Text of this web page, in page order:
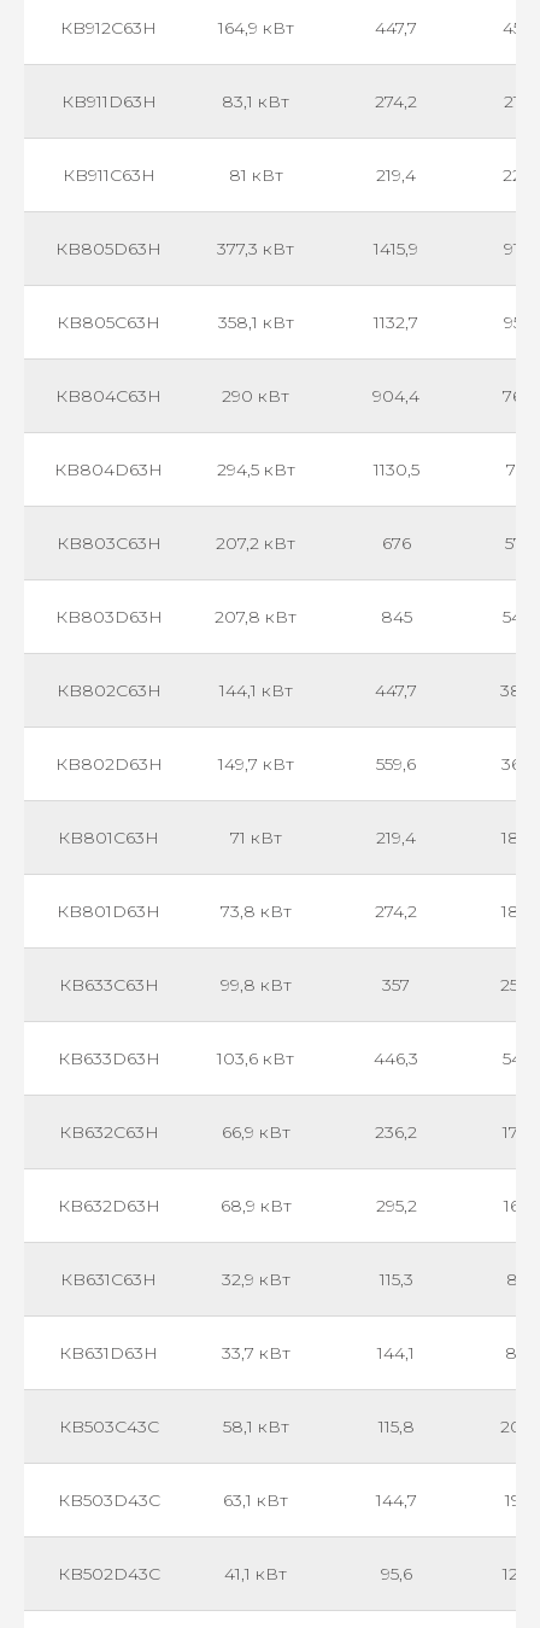
КB912С63H 164,9 кВт 447,7
КB911D63H 83,1 кВт 274,2
КB911С63H 81 кВт 219,4
КB805D63H 377,3 кВт 1415,9
КB805С63H 358,1 кВт 1132,7
КB804С63H 290 кВт 904,4
КB804D63H 294,5 кВт 1130,5
КB803С63H 207,2 кВт 676
КB803D63H 207,8 кВт 845
КB802С63H 144,1 кВт 447,7
КB802D63H 149,7 кВт 559,6
КB801С63H 71 кВт 219,4
КB801D63H 73,8 кВт 274,2
КB633С63H 99,8 кВт 357
КB633D63H 103,6 кВт 446,3
КB632С63H 66,9 кВт 236,2
КB632D63H 68,9 кВт 295,2
КB631С63H 32,9 кВт 115,3
КB631D63H 33,7 кВт 144,1
КB503С43С 58,1 кВт 115,8
КB503D43С 63,1 кВт 144,7
КB502D43С 41,1 кВт 95,6